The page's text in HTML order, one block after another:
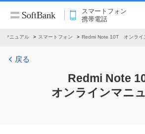
スマートフォン
携帯電話
マニュアル スマートフォン Redmi Note 10T オンライ
戻る
Redmi Note
オンラインマニ